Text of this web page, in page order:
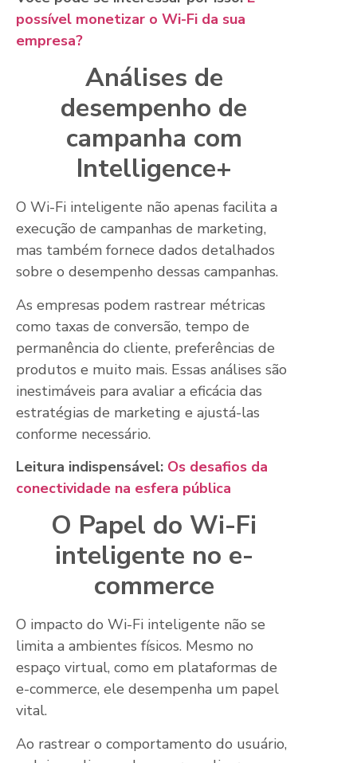
possível monetizar o Wi-Fi da sua
empresa?
Análises de
desempenho de
campanha com
Intelligence+
O Wi-Fi inteligente não apenas facilita a
execução de campanhas de marketing,
mas também fornece dados detalhados
sobre o desempenho dessas campanhas.
As empresas podem rastrear métricas
como taxas de conversão, tempo de
permanência do cliente, preferências de
produtos e muito mais. Essas análises são
inestimáveis para avaliar a eficácia das
estratégias de marketing e ajustá-las
conforme necessário.
Leitura indispensável: Os desafios da
conectividade na esfera pública
O Papel do Wi-Fi
inteligente no e-
commerce
O impacto do Wi-Fi inteligente não se
limita a ambientes físicos. Mesmo no
espaço virtual, como em plataformas de
e-commerce, ele desempenha um papel
vital.
Ao rastrear o comportamento do usuário,